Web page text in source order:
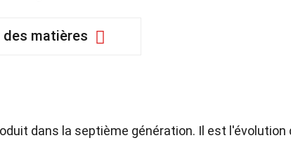
des matières
dans la septième génération. Il est l'évolution